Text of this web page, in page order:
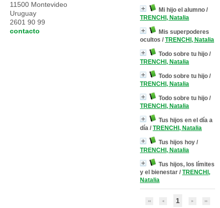
Mi hijo el alumno /
TRENCHI, Natalia
Mis superpoderes
ocultos / TRENCHI, Natalia
Todo sobre tu hijo /
TRENCHI, Natalia
Todo sobre tu hijo /
TRENCHI, Natalia
Todo sobre tu hijo /
TRENCHI, Natalia
Tus hijos en el día a
día / TRENCHI, Natalia
Tus hijos hoy /
TRENCHI, Natalia
Tus hijos, los límites
y el bienestar / TRENCHI,
Natalia
1
11500 Montevideo
Uruguay
2601 90 99
contacto